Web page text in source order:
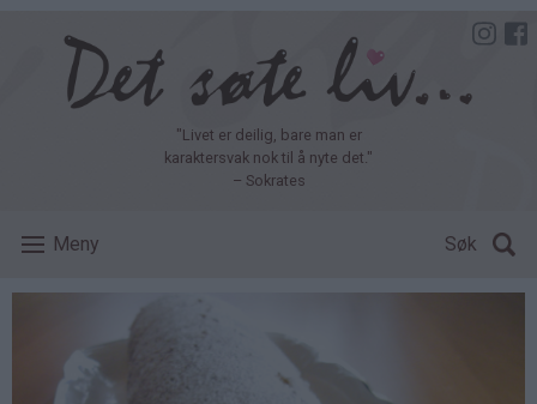
"Livet er deilig, bare man er
karaktersvak nok til å nyte det."
– Sokrates
Meny Søk